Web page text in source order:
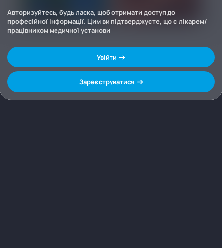
Авторизуйтесь, будь ласка, щоб отримати доступ до
професійної інформації. Цим ви підтверджуєте, що є лікарем/
працівником медичної установи.
Увійти
Зареєструватися